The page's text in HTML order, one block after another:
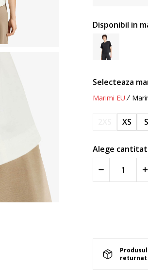
Disponibil in
Selecteaza
Marimi EU
XS S
Alege
returnat